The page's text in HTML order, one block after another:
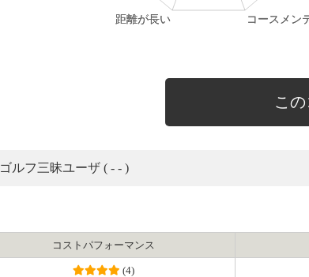
こ
ゴルフ三昧ユーザ ( - - )
コスト パフォーマンス
(4)